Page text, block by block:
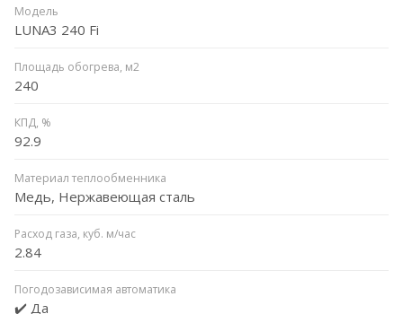
Модель
LUNA3 240 Fi
Площадь обогрева, м2
240
КПД, %
92.9
Материал теплообменника
Медь, Нержавеющая сталь
Расход газа, куб. м/час
2.84
Погодозависимая автоматика
✔️ Да